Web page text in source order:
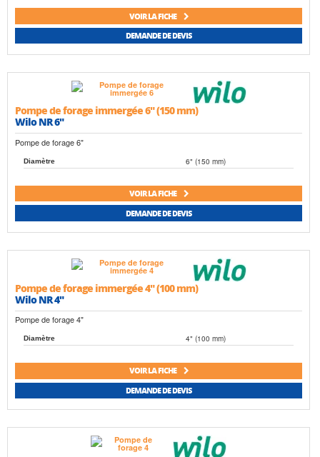
VOIR LA FICHE
DEMANDE DE DEVIS
Pompe de forage immergée 6" (150 mm)
Wilo NR 6"
Pompe de forage 6"
Diamètre 6" (150 mm)
VOIR LA FICHE
DEMANDE DE DEVIS
Pompe de forage immergée 4" (100 mm)
Wilo NR 4"
Pompe de forage 4"
Diamètre 4" (100 mm)
VOIR LA FICHE
DEMANDE DE DEVIS